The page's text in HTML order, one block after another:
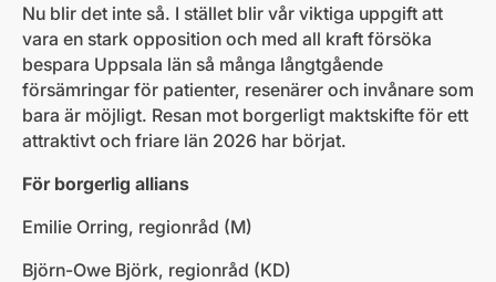
Nu blir det inte så. I stället blir vår viktiga uppgift att
vara en stark opposition och med all kraft försöka
bespara Uppsala län så många långtgående
försämringar för patienter, resenärer och invånare som
bara är möjligt. Resan mot borgerligt maktskifte för ett
attraktivt och friare län 2026 har börjat.
För borgerlig allians
Emilie Orring, regionråd (M)
Björn-Owe Björk, regionråd (KD)